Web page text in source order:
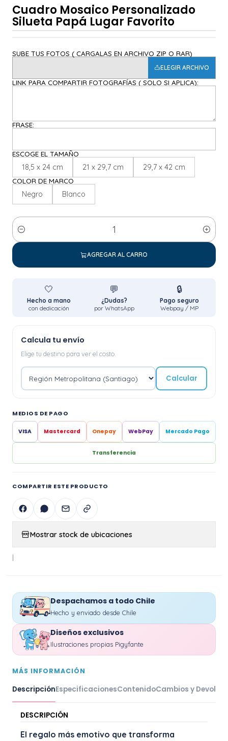
Cuadro Mosaico Personalizado
Silueta Papá Lugar Favorito
SUBE TUS FOTOS ( CARGALAS EN ARCHIVO ZIP O RAR)
ELEGIR ARCHIVO
LINK PARA COMPARTIR FOTOGRAFÍAS ( SOLO SI APLICA):
FRASE:
ESCOGE EL TAMAÑO
18,5 x 24 cm 21 x 29,7 cm 29,7 x 42 cm
COLOR DE MARCO
Negro Blanco
Cantidad
AGREGAR AL CARRO
🤍
Hecho a mano
con dedicación
💬
¿Dudas?
por WhatsApp
🔒
Pago seguro
Webpay / MP
Calcula tu envío
Elige tu destino para ver el costo.
Calcular
MEDIOS DE PAGO
VISA Mastercard Onepay WebPay Mercado Pago
Transferencia
COMPARTIR ESTE PRODUCTO
Mostrar stock de ubicaciones
|
Despachamos a todo Chile
Hecho y enviado desde Chile
Diseños exclusivos
Ilustraciones propias Pigyfante
MÁS INFORMACIÓN
DescripciónEspecificacionesContenidoCambios y
DESCRIPCIÓN
El regalo más emotivo que transforma